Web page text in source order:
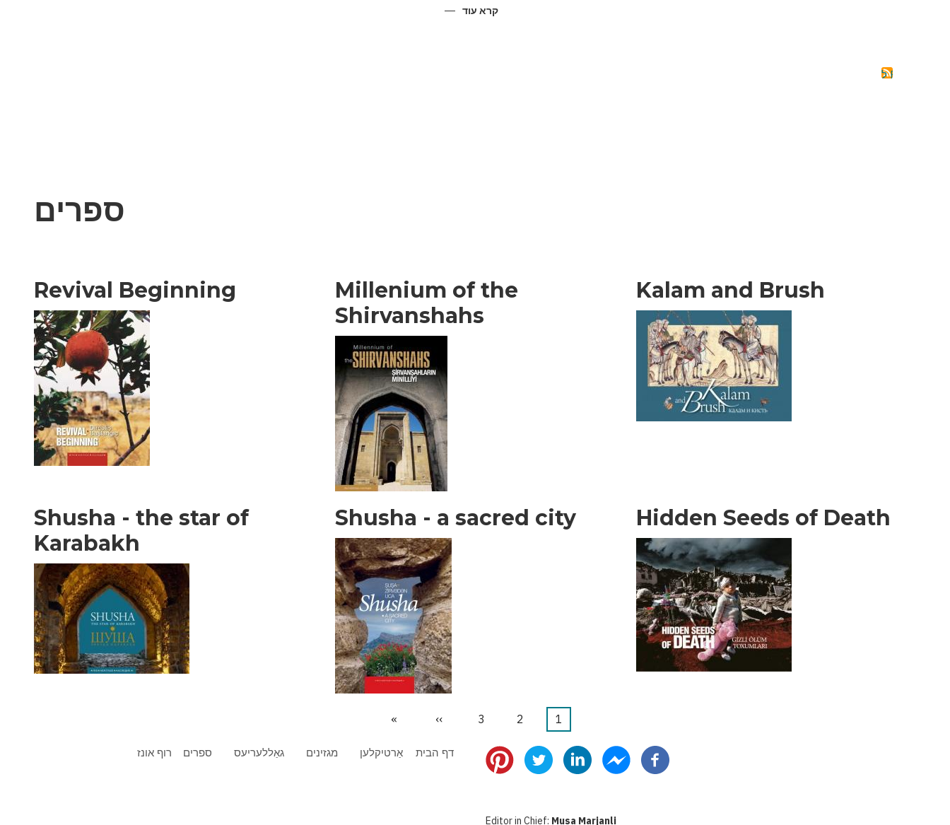
קרא עוד על
ספרים
Kalam and Brush
Millenium of the
Shirvanshahs
Revival Beginning
Hidden Seeds of Death
Shusha - a sacred city
Shusha - the star of
Karabakh
דף
1 דף
2 דף
3
הדף
››
הדף
»
Editor in Chief: Musa Marjanli
דף הבית אַרטיקלען מגזינים גאַללעריעס ספרים רוף אונז